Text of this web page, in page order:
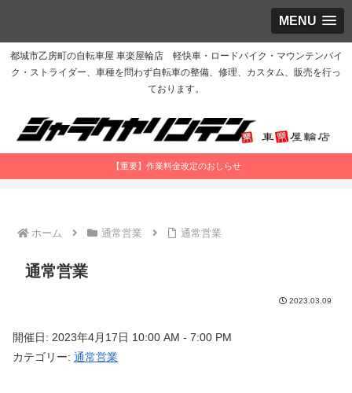
MENU
都城市乙房町の自転車屋 車楽屋輪店 軽快車・ロードバイク・マウンテンバイ
ク・ストライダー、車種を問わず自転車の整備、修理、カスタム、販売を行っ
ております。
【重要】作業料金改定のおしらせ
ホーム 通常営業 通常営業
通常営業
2023.03.09
開催日: 2023年4月17日 10:00 AM - 7:00 PM
カテゴリー: 通常営業